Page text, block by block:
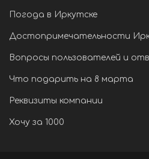
Погода в Иркутске
Достопримечательности
Вопросы пользователей и
Что подарить на 8 марта
Реквизиты компании
Хочу за 1000